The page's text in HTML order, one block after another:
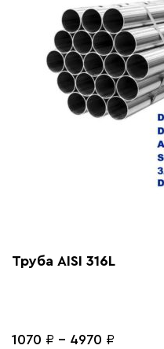
Труба AISI 316L
1070 ₽ - 4970 ₽